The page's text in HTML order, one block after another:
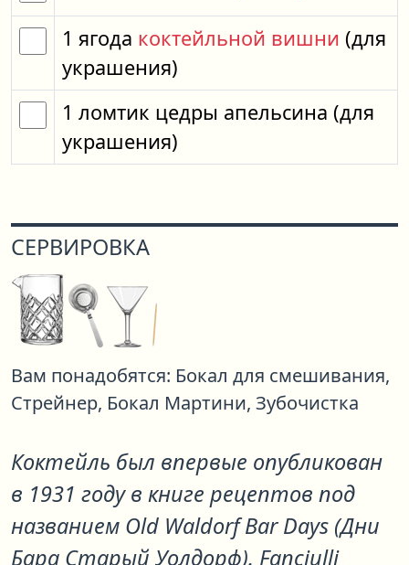
1 ягода коктейльной вишни (для
украшения)
1 ломтик цедры апельсина (для
украшения)
СЕРВИРОВКА
Вам понадобятся: Бокал для смешивания,
Стрейнер, Бокал Мартини, Зубочистка
Коктейль был впервые опубликован
в 1931 году в книге рецептов под
названием Old Waldorf Bar Days (Дни
Бара Старый Уолдорф). Fanciulli